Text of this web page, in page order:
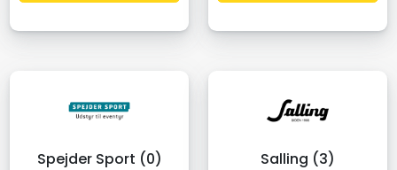
Spejder Sport (0) Salling (3)